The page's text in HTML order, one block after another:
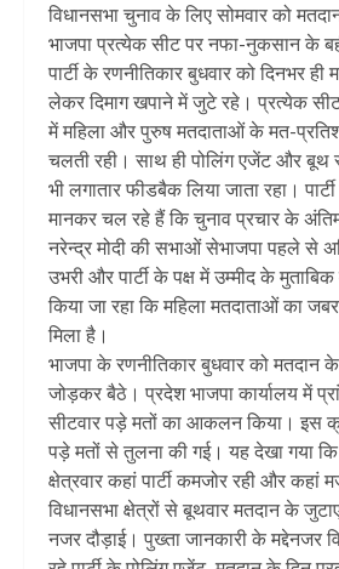
विधानसभा चुनाव के लिए सोमवार को
भाजपा प्रत्येक सीट पर नफा-नुकसान के
पार्टी के रणनीतिकार बुधवार को दिनभर
लेकर दिमाग खपाने में जुटे रहे। प्रत्येक
में महिला और पुरुष मतदाताओं के मत-
चलती रही। साथ ही पोलिंग एजेंट और बूथ
भी लगातार फीडबैक लिया जाता रहा।
मानकर चल रहे हैं कि चुनाव प्रचार के
नरेन्द्र मोदी की सभाओं सेभाजपा पहले से
उभरी और पार्टी के पक्ष में उम्मीद के
किया जा रहा कि महिला मतदाताओं का
मिला है।
भाजपा के रणनीतिकार बुधवार को
जोड़कर बैठे। प्रदेश भाजपा कार्यालय में
सीटवार पड़े मतों का आकलन किया। इस
पड़े मतों से तुलना की गई। यह देखा गया कि
क्षेत्रवार कहां पार्टी कमजोर रही और
विधानसभा क्षेत्रों से बूथवार मतदान के
नजर दौड़ाई। पुख्ता जानकारी के मद्देनजर